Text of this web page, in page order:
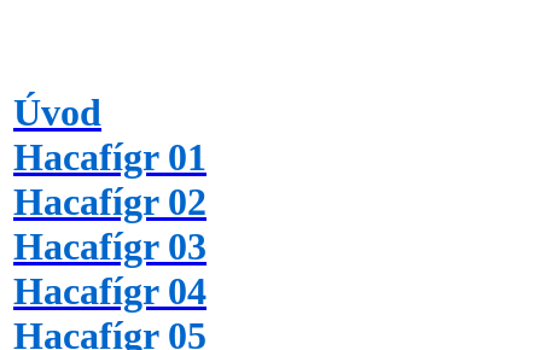
Úvod
Hacafígr 01
Hacafígr 02
Hacafígr 03
Hacafígr 04
Hacafígr 05